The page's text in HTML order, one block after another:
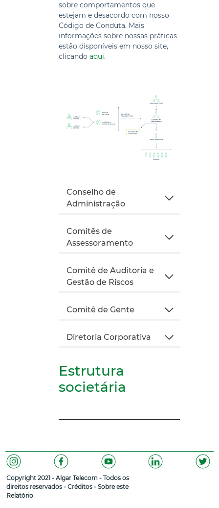
sobre comportamentos que
estejam e desacordo com nosso
Código de Conduta. Mais
informações sobre nossas práticas
estão disponíveis em nosso site,
clicandoaqui.
Conselho de
Administração
Comitês de
Assessoramento
Comitê de Auditoria e
Gestão de Riscos
Comitê de Gente
Diretoria Corporativa
Estrutura
societária
Copyright 2021 - Algar Telecom - Todos os
direitos reservados -Créditos -Sobre este
Relatório